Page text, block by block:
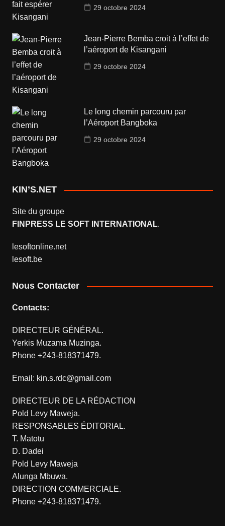
29 octobre 2024
Jean-Pierre Bemba croit à l’effet de
l’aéroport de Kisangani
29 octobre 2024
Le long chemin parcouru par
l’Aéroport Bangboka
29 octobre 2024
KIN’S.NET
Site du groupe
FINPRESS LE SOFT INTERNATIONAL.
lesoftonline.net
lesoft.be
Nous Contacter
Contacts:
DIRECTEUR GÉNÉRAL.
Yerkis Muzama Muzinga.
Phone +243-818371479.
Email: kin.s.rdc@gmail.com
DIRECTEUR DE LA RÉDACTION
Pold Levy Maweja.
RESPONSABLES ÉDITORIAL.
T. Matotu
D. Dadei
Pold Levy Maweja
Alunga Mbuwa.
DIRECTION COMMERCIALE.
Phone +243-818371479.